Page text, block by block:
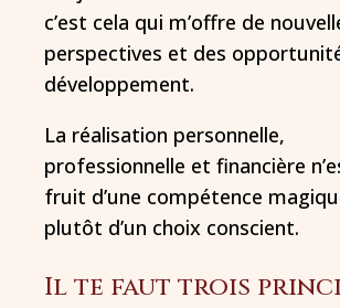
c’est cela qui m’offre de
perspectives et des
développement.
La réalisation personnelle,
professionnelle et financière
fruit d’une compétence
plutôt d’un choix conscient.
Il te faut trois